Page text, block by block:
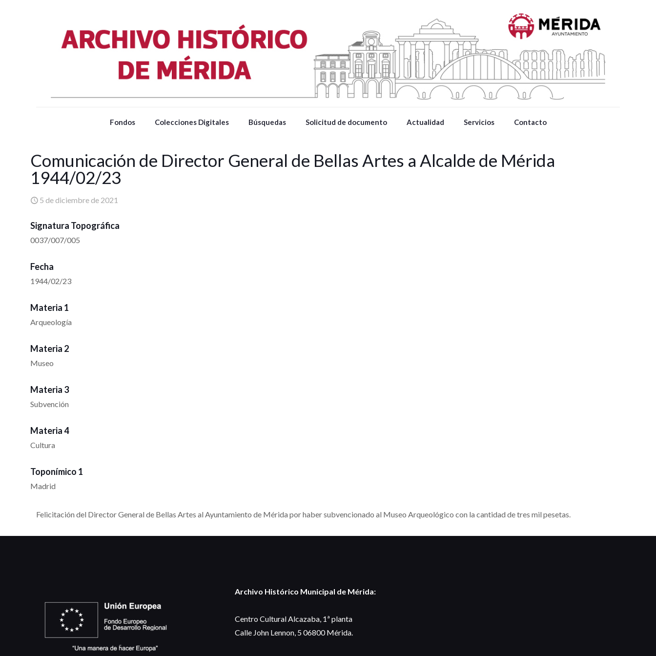
Fondos Colecciones Digitales Búsquedas Solicitud de documento Actualidad Servicios Contacto
Comunicación de Director General de Bellas Artes a Alcalde de Mérida
1944/02/23
5 de diciembre de 2021
Signatura Topográfica
0037/007/005
Fecha
1944/02/23
Materia 1
Arqueología
Materia 2
Museo
Materia 3
Subvención
Materia 4
Cultura
Toponímico 1
Madrid
Felicitación del Director General de Bellas Artes al Ayuntamiento de Mérida por haber subvencionado al Museo Arqueológico con la cantidad de tres mil pesetas.
Archivo Histórico Municipal de Mérida:
Centro Cultural Alcazaba, 1ª planta
Calle John Lennon, 5 06800 Mérida.